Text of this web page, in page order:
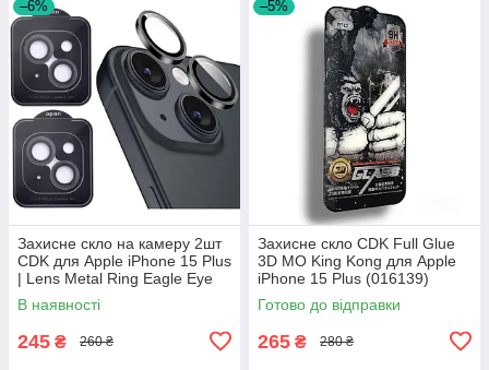
–6%
Захисне скло на камеру 2шт
CDK для Apple iPhone 15 Plus
| Lens Metal Ring Eagle Eye
(015735) (black)
В наявності
245 ₴ 260 ₴
–5%
Захисне скло CDK Full Glue
3D MO King Kong для Apple
iPhone 15 Plus (016139)
(black)
Готово до відправки
265 ₴ 280 ₴